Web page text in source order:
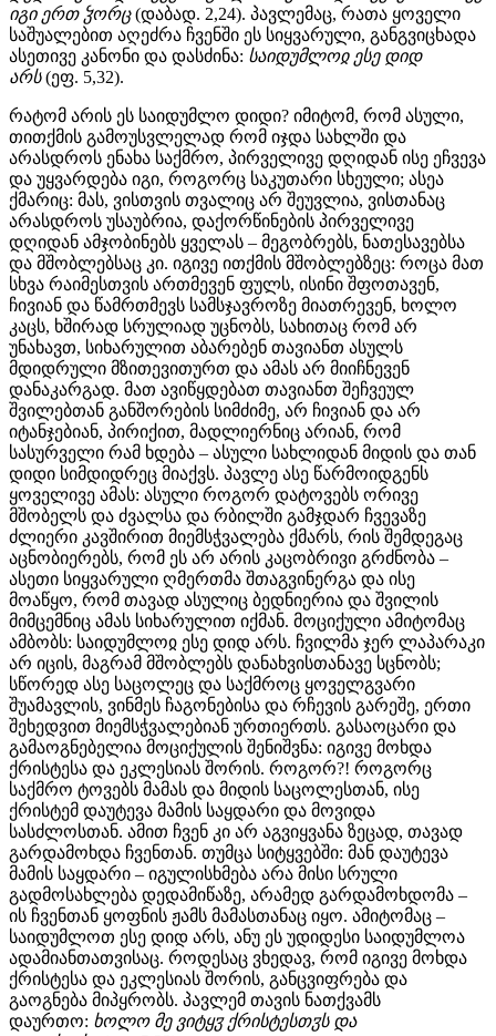
იგი ერთ ჴორც(დაბად. 2,24). პავლემაც, რათა ყოველი
საშუალებით აღეძრა ჩვენში ეს სიყვარული, განგვიცხადა
ასეთივე კანონი და დასძინა: საიდუმლოჲ ესე დიდ
არს(ეფ. 5,32).
რატომ არის ეს საიდუმლო დიდი? იმიტომ, რომ ასული,
თითქმის გამოუსვლელად რომ იჯდა სახლში და
არასდროს ენახა საქმრო, პირველივე დღიდან ისე ეჩვევა
და უყვარდება იგი, როგორც საკუთარი სხეული; ასეა
ქმარიც: მას, ვისთვის თვალიც არ შეუვლია, ვისთანაც
არასდროს უსაუბრია, დაქორწინების პირველივე
დღიდან ამჯობინებს ყველას – მეგობრებს, ნათესავებსა
და მშობლებსაც კი. იგივე ითქმის მშობლებზეც: როცა მათ
სხვა რაიმესთვის ართმევენ ფულს, ისინი შფოთავენ,
ჩივიან და წამრთმევს სამსჯავროზე მიათრევენ, ხოლო
კაცს, ხშირად სრულიად უცნობს, სახითაც რომ არ
უნახავთ, სიხარულით აბარებენ თავიანთ ასულს
მდიდრული მზითევითურთ და ამას არ მიიჩნევენ
დანაკარგად. მათ ავიწყდებათ თავიანთ შეჩვეულ
შვილებთან განშორების სიმძიმე, არ ჩივიან და არ
იტანჯებიან, პირიქით, მადლიერნიც არიან, რომ
სასურველი რამ ხდება – ასული სახლიდან მიდის და თან
დიდი სიმდიდრეც მიაქვს. პავლე ასე წარმოიდგენს
ყოველივე ამას: ასული როგორ დატოვებს ორივე
მშობელს და ძვალსა და რბილში გამჯდარ ჩვევაზე
ძლიერი კავშირით მიემსჭვალება ქმარს, რის შემდეგაც
აცნობიერებს, რომ ეს არ არის კაცობრივი გრძნობა –
ასეთი სიყვარული ღმერთმა შთაგვინერგა და ისე
მოაწყო, რომ თავად ასულიც ბედნიერია და შვილის
მიმცემნიც ამას სიხარულით იქმან. მოციქული ამიტომაც
ამბობს: საიდუმლოჲ ესე დიდ არს. ჩვილმა ჯერ ლაპარაკი
არ იცის, მაგრამ მშობლებს დანახვისთანავე სცნობს;
სწორედ ასე საცოლეც და საქმროც ყოველგვარი
შუამავლის, ვინმეს ჩაგონებისა და რჩევის გარეშე, ერთი
შეხედვით მიემსჭვალებიან ურთიერთს. გასაოცარი და
გამაოგნებელია მოციქულის შენიშვნა: იგივე მოხდა
ქრისტესა და ეკლესიას შორის. როგორ?! როგორც
საქმრო ტოვებს მამას და მიდის საცოლესთან, ისე
ქრისტემ დაუტევა მამის საყდარი და მოვიდა
სასძლოსთან. ამით ჩვენ კი არ აგვიყვანა ზეცად, თავად
გარდამოხდა ჩვენთან. თუმცა სიტყვებში: მან დაუტევა
მამის საყდარი – იგულისხმება არა მისი სრული
გადმოსახლება დედამიწაზე, არამედ გარდამოხდომა –
ის ჩვენთან ყოფნის ჟამს მამასთანაც იყო. ამიტომაც –
საიდუმლოთ ესე დიდ არს, ანუ ეს უდიდესი საიდუმლოა
ადამიანთათვისაც. როდესაც ვხედავ, რომ იგივე მოხდა
ქრისტესა და ეკლესიას შორის, განცვიფრება და
გაოგნება მიპყრობს. პავლემ თავის ნათქვამს
დაურთო: ხოლო მე ვიტყჳ ქრისტესთჳს და